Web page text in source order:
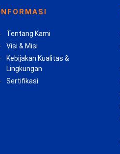
Tentang Kami
Visi & Misi
Kebijakan Kualitas &
Lingkungan
Sertifikasi